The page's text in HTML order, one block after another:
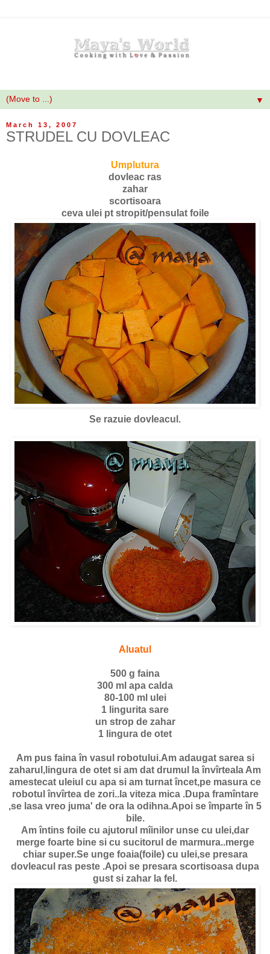
▼
March 13, 2007
STRUDEL CU DOVLEAC
Umplutura
dovleac ras
zahar
scortisoara
ceva ulei pt stropit/pensulat foile
Se razuie dovleacul.
Aluatul
500 g faina
300 ml apa calda
80-100 ml ulei
1 lingurita sare
un strop de zahar
1 lingura de otet
Am pus faina în vasul robotului.Am adaugat sarea si
zaharul,lingura de otet si am dat drumul la învîrteala Am
amestecat uleiul cu apa si am turnat încet,pe masura ce
robotul învîrtea de zori..la viteza mica .Dupa framîntare
,se lasa vreo juma' de ora la odihna.Apoi se împarte în 5
bile.
Am întins foile cu ajutorul mîinilor unse cu ulei,dar
merge foarte bine si cu sucitorul de marmura..merge
chiar super.Se unge foaia(foile) cu ulei,se presara
dovleacul ras peste .Apoi se presara scortisoasa dupa
gust si zahar la fel.